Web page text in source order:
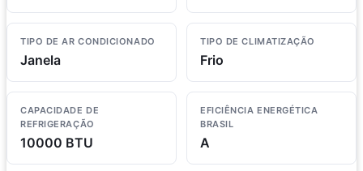
TIPO DE AR CONDICIONADO
Janela
TIPO DE CLIMATIZAÇÃO
Frio
CAPACIDADE DE
REFRIGERAÇÃO
10000 BTU
EFICIÊNCIA ENERGÉTICA
BRASIL
A